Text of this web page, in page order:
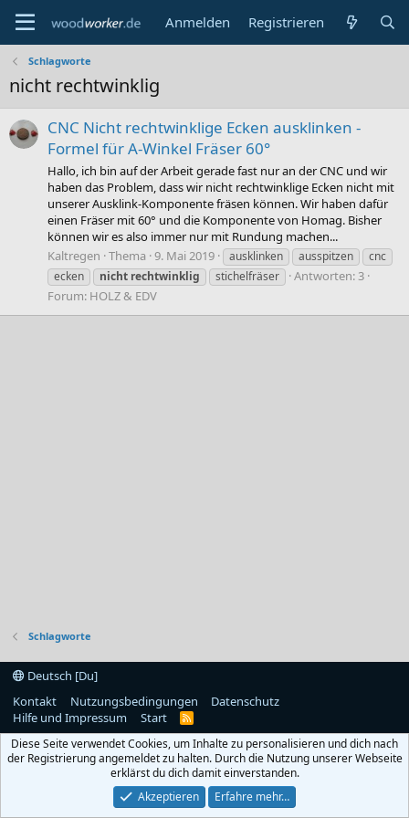
Anmelden Registrieren
Schlagworte
nicht rechtwinklig
CNC Nicht rechtwinklige Ecken ausklinken -
Formel für A-Winkel Fräser 60°
Hallo, ich bin auf der Arbeit gerade fast nur an der CNC und wir
haben das Problem, dass wir nicht rechtwinklige Ecken nicht mit
unserer Ausklink-Komponente fräsen können. Wir haben dafür
einen Fräser mit 60° und die Komponente von Homag. Bisher
können wir es also immer nur mit Rundung machen...
Kaltregen Thema 9. Mai 2019 ausklinken ausspitzen
cnc
ecken
nicht rechtwinklig stichelfräser
Antworten: 3
Forum: HOLZ & EDV
Schlagworte
Deutsch [Du]
Kontakt
Nutzungsbedingungen
Datenschutz
Hilfe und Impressum
Start
R
S
Diese Seite verwendet Cookies, um Inhalte zu personalisieren und dich nach
der Registrierung angemeldet zu halten. Durch die Nutzung unserer Webseite
erklärst du dich damit einverstanden.
Akzeptieren
Erfahre mehr…